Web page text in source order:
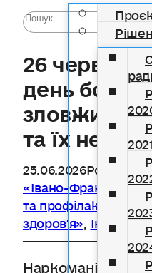
26 червня
день
та їх
25.06.2026Розділ
«Івано-
та профілактики
здоров'я»
Наркоманія –